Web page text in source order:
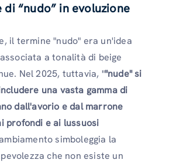
di “nudo” in evoluzione
il termine "nudo" era un'idea
a tonalità di beige
Nel 2025, tuttavia, ""nude" si
una vasta gamma di
dall'avorio e dal marrone
profondi e ai lussuosi
simboleggia la
che non esiste un